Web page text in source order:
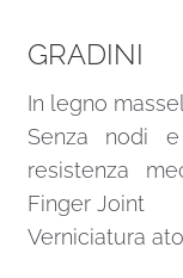
GRADINI
In legno
Senza nodi
resistenza
Finger Joint
Verniciatura